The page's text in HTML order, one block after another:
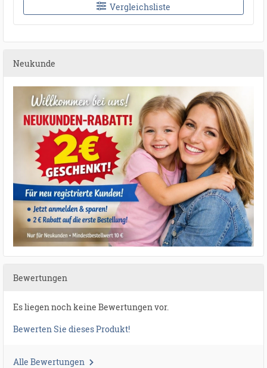
Vergleichsliste
Neukunde
Bewertungen
Es liegen noch keine Bewertungen vor.
Bewerten Sie dieses Produkt!
Alle Bewertungen